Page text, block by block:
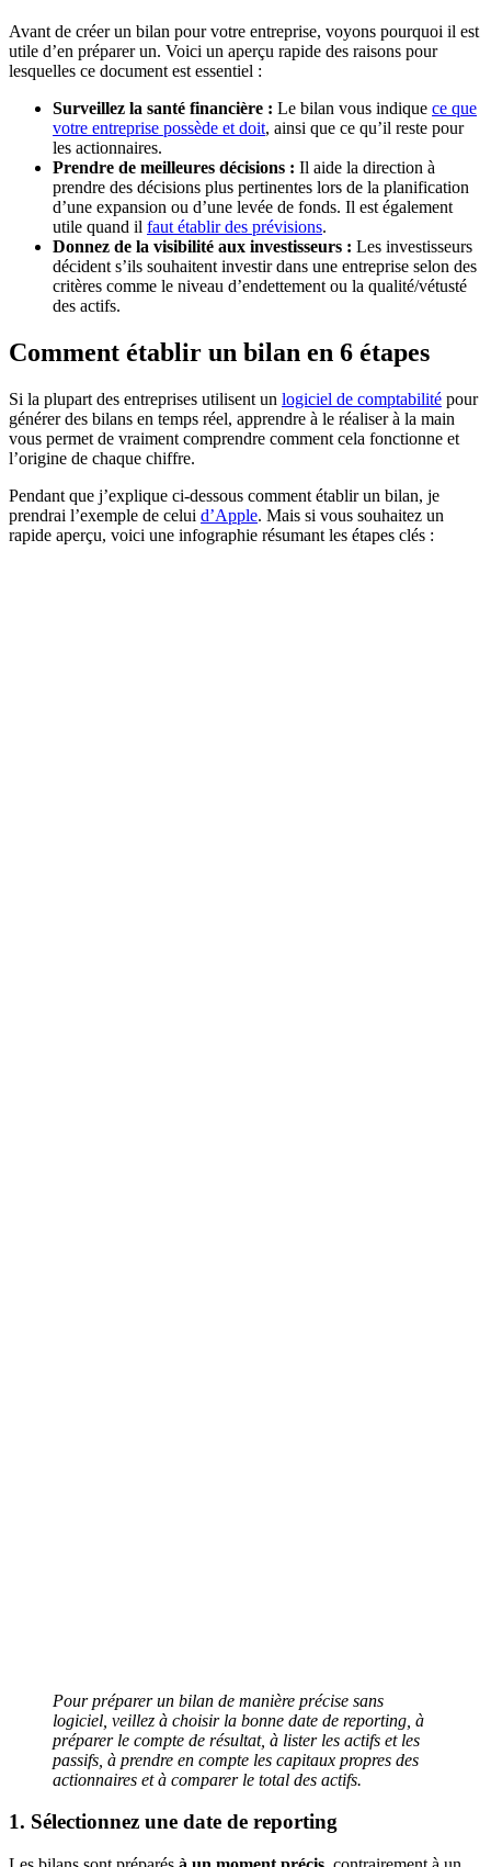
Avant de créer un bilan pour votre entreprise, voyons pourquoi il est
utile d’en préparer un. Voici un aperçu rapide des raisons pour
lesquelles ce document est essentiel :
Surveillez la santé financière : Le bilan vous indique ce que
votre entreprise possède et doit, ainsi que ce qu’il reste pour
les actionnaires.
Prendre de meilleures décisions : Il aide la direction à
prendre des décisions plus pertinentes lors de la planification
d’une expansion ou d’une levée de fonds. Il est également
utile quand il faut établir des prévisions.
Donnez de la visibilité aux investisseurs : Les investisseurs
décident s’ils souhaitent investir dans une entreprise selon des
critères comme le niveau d’endettement ou la qualité/vétusté
des actifs.
Comment établir un bilan en 6 étapes
Si la plupart des entreprises utilisent un logiciel de comptabilité pour
générer des bilans en temps réel, apprendre à le réaliser à la main
vous permet de vraiment comprendre comment cela fonctionne et
l’origine de chaque chiffre.
Pendant que j’explique ci-dessous comment établir un bilan, je
prendrai l’exemple de celui d’Apple. Mais si vous souhaitez un
rapide aperçu, voici une infographie résumant les étapes clés :
Pour préparer un bilan de manière précise sans
logiciel, veillez à choisir la bonne date de reporting, à
préparer le compte de résultat, à lister les actifs et les
passifs, à prendre en compte les capitaux propres des
actionnaires et à comparer le total des actifs.
1. Sélectionnez une date de reporting